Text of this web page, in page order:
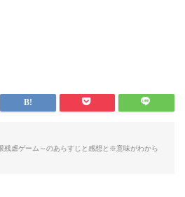
残虐ゲーム～のあらすじと感想と※意味がわから